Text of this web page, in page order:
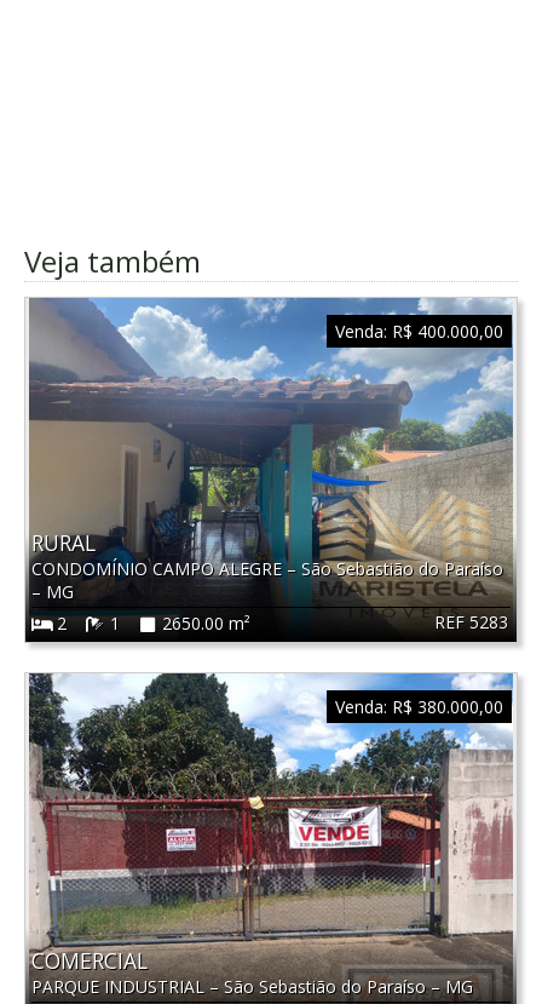
Veja também
REF 5283
RURAL
CONDOMÍNIO CAMPO ALEGRE– São Sebastião do Paraíso
– MG
2
1 2650.00 m²
Venda: R$ 400.000,00
COMERCIAL
PARQUE INDUSTRIAL–São Sebastião do Paraíso–MG
Venda: R$ 380.000,00